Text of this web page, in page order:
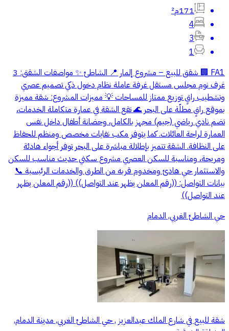
171م²
4
3
1
FA1 🏢 شقق للبيع – مشروع إلمار 📍 الشاطئ ✨ مواصفات الشقق: 3
غرف نوم مجلس مستقل غرفة عاملة نظام دخول ذكي تصميم عصري
وتشطيب راقٍ توزيع ممتاز للمساحات 💡 مميزات المشروع: شقة مميزة
بموقع راقٍ مطلّة على البحر 🌊 تقع الشقة في عمارة متكاملة الخدمات،
تضم نادي رياضي (جيم) مجهز بالكامل، وحضانة أطفال داخل نفس
العمارة لراحة العائلات. كما يتوفر مكب نفايات مخصص ومنظم للحفاظ
على النظافة. الشقة تتميز بإطلالة مباشرة على البحر توفر أجواء هادئة
ومريحة، ومناسبة للسكن العصري مشروع سكني حديث مناسب للسكن
والاستثمار حي هادئ ومخدوم قربه من الطرق والخدمات الرئيسية 📞
بيانات التواصل: ((رقم المعلن يظهر عند التواصل)) ((رقم المعلن يظهر
عند التواصل))
حي الشاطئ الغربي, الدمام
شقة للبيع في شارع الملك عبدالعزيز , حي الشاطئ الغربي, مدينة الدمام,